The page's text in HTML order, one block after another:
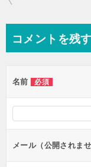
ビ
ー
シ
ン
コメントを残す
名前 必須
メール（公開されま